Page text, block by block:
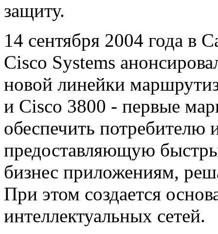
защиту.
14 сентября 2004 года в
Cisco Systems
новой линейки
и Cisco 3800 - первые
обеспечить потребителю
предоставляющую
бизнес приложениям,
При этом создается
интеллектуальных сетей.